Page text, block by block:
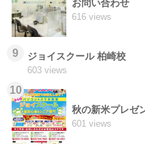
お問い合わせ
616 views
9 ジョイスクール 柏崎校
603 views
10
秋の新米プレゼ
601 views